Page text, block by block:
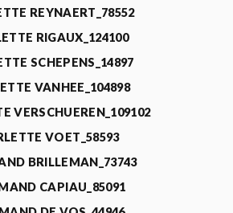
REYNAERT_78552
RIGAUX_124100
SCHEPENS_14897
VANHEE_104898
VERSCHUEREN_109102
VOET_58593
BRILLEMAN_73743
CAPIAU_85091